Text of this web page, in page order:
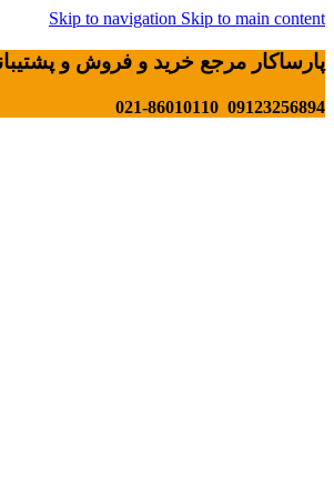
Skip to navigation Skip to main content
پارساکار مرجع خرید و فروش و
09123256894 021-86010110